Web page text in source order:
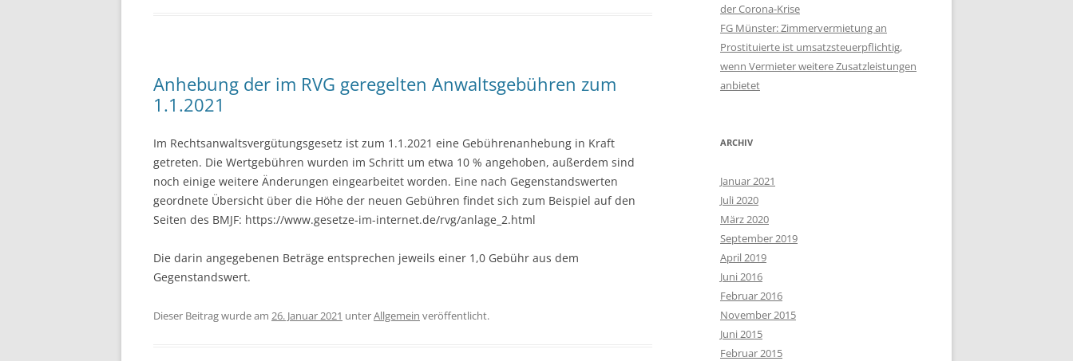
Anhebung der im RVG geregelten Anwaltsgebühren zum
1.1.2021
Im Rechtsanwaltsvergütungsgesetz ist zum 1.1.2021 eine Gebührenanhebung in Kraft
getreten. Die Wertgebühren wurden im Schritt um etwa 10 % angehoben, außerdem sind
noch einige weitere Änderungen eingearbeitet worden. Eine nach Gegenstandswerten
geordnete Übersicht über die Höhe der neuen Gebühren findet sich zum Beispiel auf den
Seiten des BMJF: https://www.gesetze-im-internet.de/rvg/anlage_2.html
Die darin angegebenen Beträge entsprechen jeweils einer 1,0 Gebühr aus dem
Gegenstandswert.
Dieser Beitrag wurde am 26. Januar 2021 unterAllgemein veröffentlicht.
der Corona-Krise
FG Münster: Zimmervermietung an
Prostituierte ist umsatzsteuerpflichtig,
wenn Vermieter weitere Zusatzleistungen
anbietet
ARCHIV
Januar 2021
Juli 2020
März 2020
September 2019
April 2019
Juni 2016
Februar 2016
November 2015
Juni 2015
Februar 2015